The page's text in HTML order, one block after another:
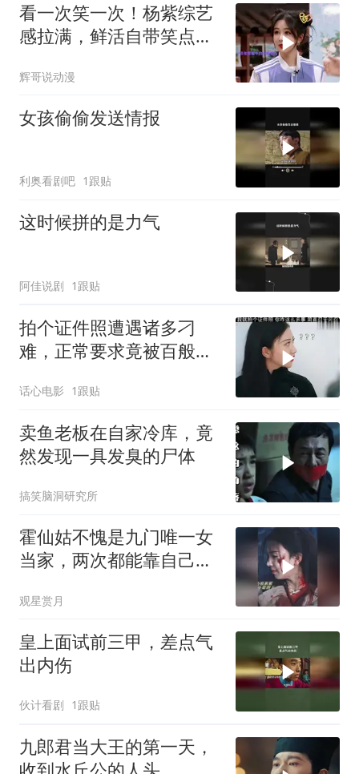
看一次笑一次！杨紫综艺
感拉满，鲜活自带笑点，
辉哥说动漫
女孩偷偷发送情报
利奥看剧吧 1跟贴
这时候拼的是力气
阿佳说剧 1跟贴
拍个证件照遭遇诸多刁
难，正常要求竟被百般推
话心电影 1跟贴
卖鱼老板在自家冷库，竟
然发现一具发臭的尸体
搞笑脑洞研究所
霍仙姑不愧是九门唯一女
当家，两次都能靠自己逆
观星赏月
皇上面试前三甲，差点气
出内伤
伙计看剧 1跟贴
九郎君当大王的第一天，